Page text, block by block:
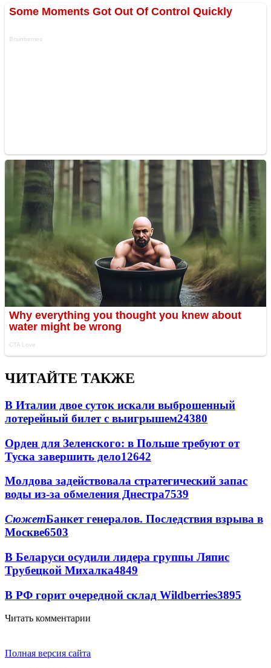
ЧИТАЙТЕ ТАКЖЕ
В Италии двое суток искали выброшенный
лотерейный билет с выигрышем24380
Орден для Зеленского: в Польше требуют от
Туска завершить дело12642
Молдова задействовала стратегический запас
воды из-за обмеления Днестра7539
СюжетБанкет генералов. Последствия взрыва в
Москве6503
В Беларуси осудили лидера группы Ляпис
Трубецкой Михалка4849
В РФ горит очередной склад Wildberries3895
Читать комментарии
Полная версия сайта